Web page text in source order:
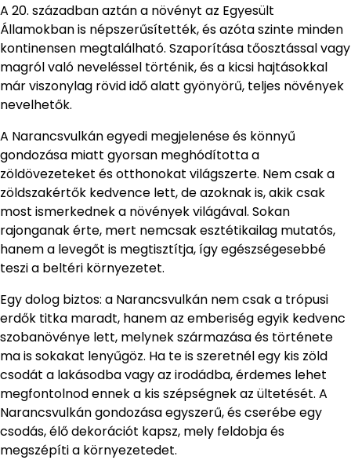
A 20. században aztán a növényt az Egyesült
Államokban is népszerűsítették, és azóta szinte minden
kontinensen megtalálható. Szaporítása tőosztással vagy
magról való neveléssel történik, és a kicsi hajtásokkal
már viszonylag rövid idő alatt gyönyörű, teljes növények
nevelhetők.
A Narancsvulkán egyedi megjelenése és könnyű
gondozása miatt gyorsan meghódította a
zöldövezeteket és otthonokat világszerte. Nem csak a
zöldszakértők kedvence lett, de azoknak is, akik csak
most ismerkednek a növények világával. Sokan
rajonganak érte, mert nemcsak esztétikailag mutatós,
hanem a levegőt is megtisztítja, így egészségesebbé
teszi a beltéri környezetet.
Egy dolog biztos: a Narancsvulkán nem csak a trópusi
erdők titka maradt, hanem az emberiség egyik kedvenc
szobanövénye lett, melynek származása és története
ma is sokakat lenyűgöz. Ha te is szeretnél egy kis zöld
csodát a lakásodba vagy az irodádba, érdemes lehet
megfontolnod ennek a kis szépségnek az ültetését. A
Narancsvulkán gondozása egyszerű, és cserébe egy
csodás, élő dekorációt kapsz, mely feldobja és
megszépíti a környezetedet.